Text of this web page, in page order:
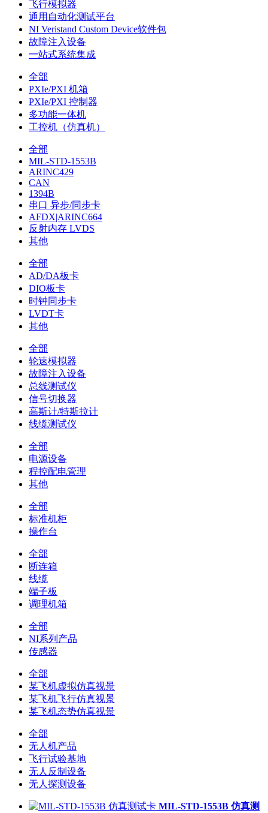
飞行模拟器
通用自动化测试平台
NI Veristand Custom Device软件包
故障注入设备
一站式系统集成
全部
PXIe/PXI 机箱
PXIe/PXI 控制器
多功能一体机
工控机（仿真机）
全部
MIL-STD-1553B
ARINC429
CAN
1394B
串口 异步/同步卡
AFDX|ARINC664
反射内存 LVDS
其他
全部
AD/DA板卡
DIO板卡
时钟同步卡
LVDT卡
其他
全部
轮速模拟器
故障注入设备
总线测试仪
信号切换器
高斯计/特斯拉计
线缆测试仪
全部
电源设备
程控配电管理
其他
全部
标准机柜
操作台
全部
断连箱
线缆
端子板
调理机箱
全部
NI系列产品
传感器
全部
某飞机虚拟仿真视景
某飞机飞行仿真视景
某飞机态势仿真视景
全部
无人机产品
飞行试验基地
无人反制设备
无人探测设备
MIL-STD-1553B 仿真测